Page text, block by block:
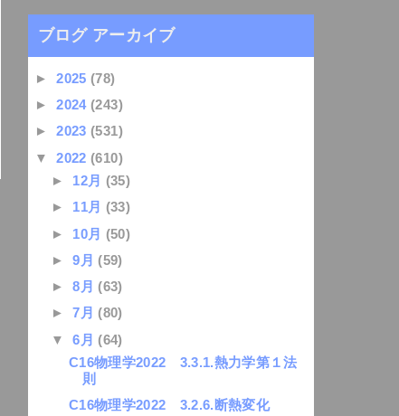
ブログ アーカイブ
►2025 (78)
►2024 (243)
►2023 (531)
▼2022 (610)
► 12月 (35)
► 11月 (33)
► 10月 (50)
►9月 (59)
►8月 (63)
►7月 (80)
▼6月 (64)
C16物理学2022 3.3.1.熱力学第１法
則
C16物理学2022 3.2.6.断熱変化